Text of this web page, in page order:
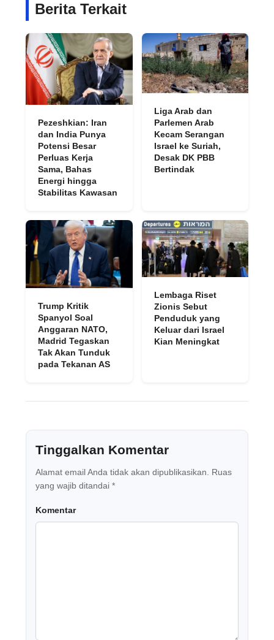
Berita Terkait
Pezeshkian: Iran
dan India Punya
Potensi Besar
Perluas Kerja
Sama, Bahas
Energi hingga
Stabilitas Kawasan
Liga Arab dan
Parlemen Arab
Kecam Serangan
Israel ke Suriah,
Desak DK PBB
Bertindak
Trump Kritik
Spanyol Soal
Anggaran NATO,
Madrid Tegaskan
Tak Akan Tunduk
pada Tekanan AS
Lembaga Riset
Zionis Sebut
Penduduk yang
Keluar dari Israel
Kian Meningkat
Tinggalkan Komentar
Alamat email Anda tidak akan dipublikasikan.
Ruas
yang wajib ditandai *
Komentar